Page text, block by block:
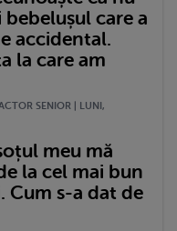
care a
accidental.
la care am
SENIOR | LUNI,
meu mă
la cel mai bun
Cum s-a dat de